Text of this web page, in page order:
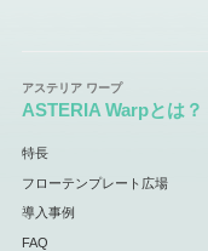
ASTERIA Warpとは？
特長
フローテンプレート広場
導入事例
FAQ